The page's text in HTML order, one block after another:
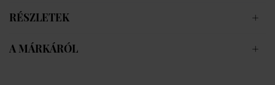
RÉSZLETEK
A MÁRKÁRÓL